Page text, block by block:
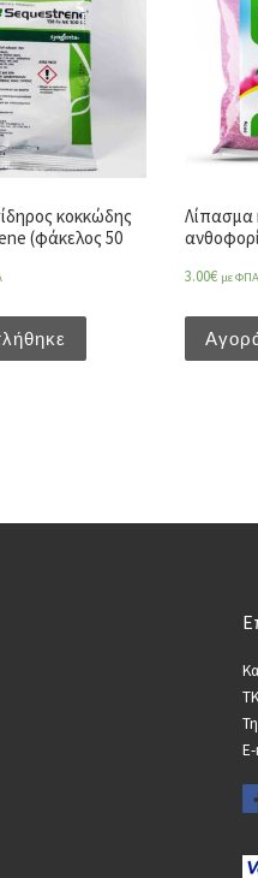
κοκκώδης
(φάκελος 50
Λίπασμα
3.00€ με ΦΠΑ